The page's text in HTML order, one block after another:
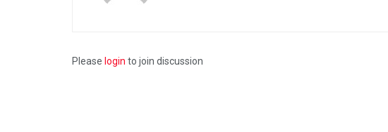
Please login to join discussion